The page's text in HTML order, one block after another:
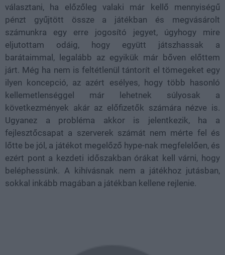
választani, ha előzőleg valaki már kellő mennyiségű
pénzt gyűjtött össze a játékban és megvásárolt
számunkra egy erre jogosító jegyet, úgyhogy mire
eljutottam odáig, hogy együtt játszhassak a
barátaimmal, legalább az egyikük már bőven előttem
járt. Még ha nem is feltétlenül tántorít el tömegeket egy
ilyen koncepció, az azért esélyes, hogy több hasonló
kellemetlenséggel már lehetnek súlyosak a
következmények akár az előfizetők számára nézve is.
Ugyanez a probléma akkor is jelentkezik, ha a
fejlesztőcsapat a szerverek számát nem mérte fel és
lőtte be jól, a játékot megelőző hype-nak megfelelően, és
ezért pont a kezdeti időszakban órákat kell várni, hogy
beléphessünk. A kihívásnak nem a játékhoz jutásban,
sokkal inkább magában a játékban kellene rejlenie.